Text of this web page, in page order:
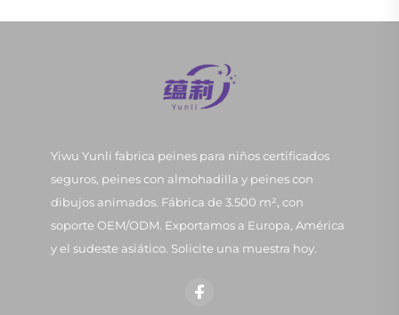
Yiwu Yunli fabrica peines para niños certificados
seguros, peines con almohadilla y peines con
dibujos animados. Fábrica de 3.500 m², con
soporte OEM/ODM. Exportamos a Europa, América
y el sudeste asiático. Solicite una muestra hoy.